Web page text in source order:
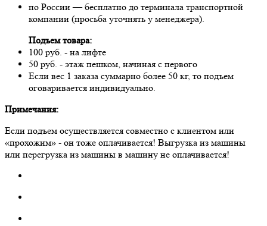
по России — бесплатно до терминала транспортной
компании (просьба уточнять у менеджера).
Подъем товара:
100 руб. - на лифте
50 руб. - этаж пешком, начиная с первого
Если вес 1 заказа суммарно более 50 кг, то подъем
оговаривается индивидуально.
Примечания:
Если подъем осуществляется совместно с клиентом или
«прохожим» - он тоже оплачивается! Выгрузка из машины
или перегрузка из машины в машину не оплачивается!